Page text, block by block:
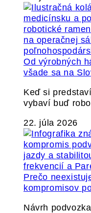
Od výrobných
všade sa na
Keď si
vybaví buď
22. júla 2026
Prečo
kompromisov
Návrh